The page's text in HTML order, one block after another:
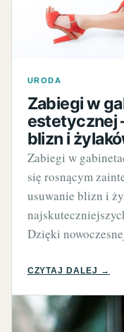
URODA
Zabiegi w
estetycznej
blizn i
Zabiegi w
się rosnącym
usuwanie blizn i
Dzięki
CZYTAJ DALEJ →